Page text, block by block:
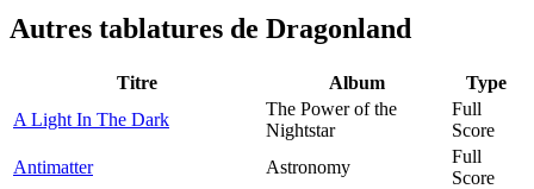
Autres tablatures de Dragonland
Titre Album
Type
A Light In The Dark
The Power of the
Nightstar
Full
Score
Antimatter
Astronomy
Full
Score